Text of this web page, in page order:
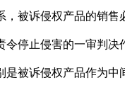
，被诉侵权产品的销
令停止侵害的一审判
是被诉侵权产品作为